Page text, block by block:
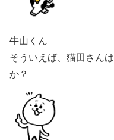
牛山くん
そういえば、猫田さん
か？